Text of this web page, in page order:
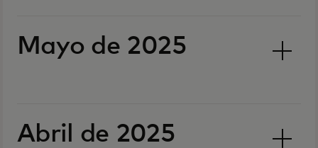
Mayo de 2025
Abril de 2025